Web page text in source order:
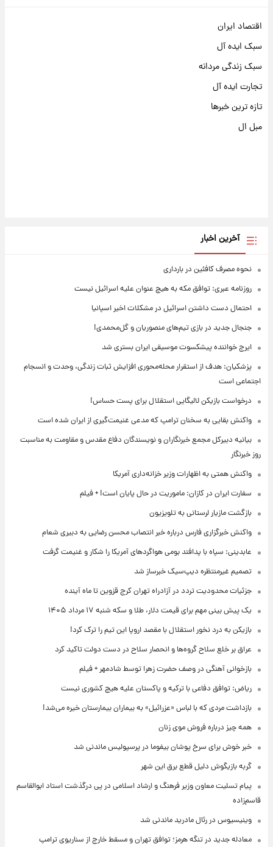
اقتصاد ایران
سبک ایده آل
سبک زندگی مردانه
تجارت ایده آل
تازه ترین خبرها
مبل ال
آخرین اخبار
نحوه مصرف کافئین در بارداری
روزنامه عبری: توافق مکه به هیچ عنوان علیه اسرائیل نیست
احتمال دست داشتن اسرائیل در مشکلات اخیر اسپانیا
جنجال جدید در بازی تیم‌های منصوریان و گل‌محمدی!
ایرج خواننده پیشکسوت موسیقی ایران بستری شد
پزشکیان: هدف از استقرار محله‌محوری افزایش ثبات زندگی، وحدت و انسجام
اجتماعی است
درخواست بازیکن لالیگایی استقلال برای پست حساس!
واکنش بقایی به سخنان ترامپ که مدعی غنیمت‌گیری از ایران شده است
بیانیه دبیرکل مجمع خبرنگاران و نویسندگان دفاع مقدس و مقاومت به مناسبت
روز خبرنگار
واکنش همتی به اظهارات وزیر خزانه‌داری آمریکا
سفارت ایران در کازان: ماموریت در حال پایان است! + فیلم
بازگشت مازیار لرستانی به تلویزیون
واکنش خبرگزاری فارس درباره خبر انتصاب محسن رضایی به دبیری شعام
عابدینی: سپاه با پدافند بومی هواگردهای آمریکا را شکار و غنیمت گرفت
تصمیم غیرمنتظره دیپ‌سیک خبرساز شد
جزئیات محدودیت تردد در آزادراه تهران کرج قزوین تا ماه آینده
یک پیش ‌بینی مهم برای قیمت دلار، طلا و سکه شنبه ۱۷ مرداد ۱۴۰۵
بازیکن به درد نخور استقلال با مقصد اروپا این تیم را ترک کرد!
عراق بر خلع سلاح گروه‌ها و انحصار سلاح در دست دولت تاکید کرد
بازخوانی آهنگی در وصف حضرت زهرا توسط شادمهر + فیلم
ریاض: توافق دفاعی با ترکیه و پاکستان علیه هیچ کشوری نیست
بازداشت مردی که با لباس «عزرائیل» به بیماران بیمارستان خیره می‌شد!
همه چیز درباره فروش موی زنان
خبر خوش برای سرخ پوشان بیفوما در پرسپولیس ماندنی شد
گربه بازیگوش دلیل قطع برق این شهر
پیام تسلیت معاون وزیر فرهنگ و ارشاد اسلامی در پی درگذشت استاد ابوالقاسم
قاسم‌زاده
وینیسیوس در رئال مادرید ماندنی شد
معادله جدید در تنگه هرمز؛ توافق تهران و مسقط خارج از سناریوی ترامپ